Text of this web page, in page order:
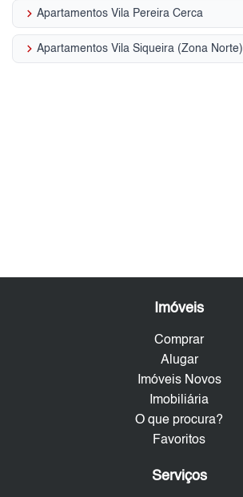
keyboard_arrow_right Apartamentos Vila Pereira Cerca
keyboard_arrow_right Apartamentos Vila Siqueira (Zona Norte)
Imóveis
Comprar
Alugar
Imóveis Novos
Imobiliária
O que procura?
Favoritos
Serviços